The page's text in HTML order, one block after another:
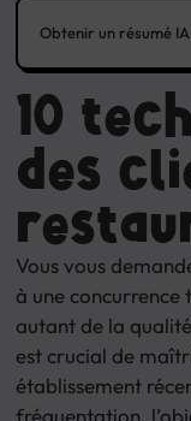
Obtenir un résumé
10
des
Vous vous
à une concurrence
autant de la
est crucial de
établissement
fréquentation,